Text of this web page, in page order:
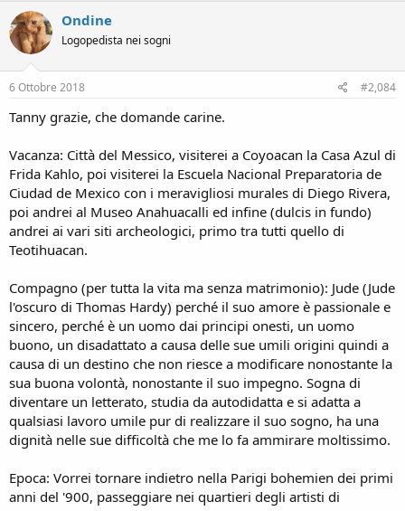
Ondine
Logopedista nei sogni
6 Ottobre 2018 #2,084
Tanny grazie, che domande carine.
Vacanza: Città del Messico, visiterei a Coyoacan la Casa Azul di
Frida Kahlo, poi visiterei la Escuela Nacional Preparatoria de
Ciudad de Mexico con i meravigliosi murales di Diego Rivera,
poi andrei al Museo Anahuacalli ed infine (dulcis in fundo)
andrei ai vari siti archeologici, primo tra tutti quello di
Teotihuacan.
Compagno (per tutta la vita ma senza matrimonio): Jude (Jude
l'oscuro di Thomas Hardy) perché il suo amore è passionale e
sincero, perché è un uomo dai principi onesti, un uomo
buono, un disadattato a causa delle sue umili origini quindi a
causa di un destino che non riesce a modificare nonostante la
sua buona volontà, nonostante il suo impegno. Sogna di
diventare un letterato, studia da autodidatta e si adatta a
qualsiasi lavoro umile pur di realizzare il suo sogno, ha una
dignità nelle sue difficoltà che me lo fa ammirare moltissimo.
Epoca: Vorrei tornare indietro nella Parigi bohemien dei primi
anni del '900, passeggiare nei quartieri degli artisti di